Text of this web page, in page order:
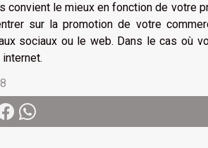
convient le mieux en fonction de votre
sur la promotion de votre
sociaux ou le web. Dans le cas où